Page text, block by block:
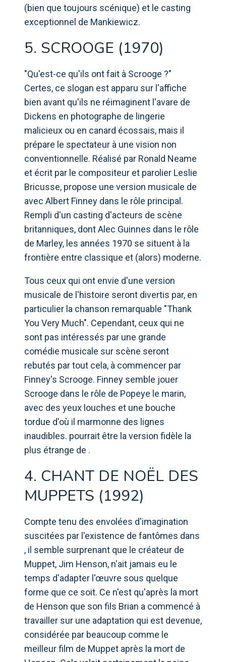
(bien que toujours scénique) et le casting
exceptionnel de Mankiewicz.
5. SCROOGE (1970)
"Qu'est-ce qu'ils ont fait à Scrooge ?"
Certes, ce slogan est apparu sur l'affiche
bien avant qu'ils ne réimaginent l'avare de
Dickens en photographe de lingerie
malicieux ou en canard écossais, mais il
prépare le spectateur à une vision non
conventionnelle. Réalisé par Ronald Neame
et écrit par le compositeur et parolier Leslie
Bricusse, propose une version musicale de
avec Albert Finney dans le rôle principal.
Rempli d'un casting d'acteurs de scène
britanniques, dont Alec Guinnes dans le rôle
de Marley, les années 1970 se situent à la
frontière entre classique et (alors) moderne.
Tous ceux qui ont envie d'une version
musicale de l'histoire seront divertis par, en
particulier la chanson remarquable "Thank
You Very Much". Cependant, ceux qui ne
sont pas intéressés par une grande
comédie musicale sur scène seront
rebutés par tout cela, à commencer par
Finney's Scrooge. Finney semble jouer
Scrooge dans le rôle de Popeye le marin,
avec des yeux louches et une bouche
tordue d'où il marmonne des lignes
inaudibles. pourrait être la version fidèle la
plus étrange de .
4. CHANT DE NOËL DES
MUPPETS (1992)
Compte tenu des envolées d'imagination
suscitées par l'existence de fantômes dans
, il semble surprenant que le créateur de
Muppet, Jim Henson, n'ait jamais eu le
temps d'adapter l'œuvre sous quelque
forme que ce soit. Ce n'est qu'après la mort
de Henson que son fils Brian a commencé à
travailler sur une adaptation qui est devenue,
considérée par beaucoup comme le
meilleur film de Muppet après la mort de